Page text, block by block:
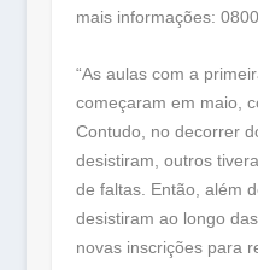
mais informações:
“As aulas com a
começaram em maio,
Contudo, no decorrer
desistiram, outros
de faltas. Então, além
desistiram ao longo
novas inscrições para